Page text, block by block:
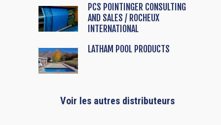
PCS POINTINGER CONSULTING
AND SALES / ROCHEUX
INTERNATIONAL
LATHAM POOL PRODUCTS
Voir les autres distributeurs